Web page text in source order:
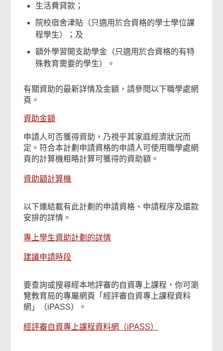
生活費貸款；
院校宿舍津貼（只適用於合資格的學士學位課
程學生）；及
額外學習開支助學金（只適用於合資格的有特
殊教育需要的學生）。
有關資助的最新詳情及金額，請參閱以下職學處網
頁。
資助金額
申請人可否獲得資助，乃視乎其家庭經濟狀況而
定。符合本計劃申請資格的申請人可使用職學處網
頁的計算機粗略計算可獲得的資助額。
資助額計算機
以下連結載有此計劃的申請資格、申請程序及還款
安排的詳情。
專上學生資助計劃的詳情
建議申請時段
要查詢或搜尋經本地評審的自資專上課程，你可瀏
覽教育局的專屬網頁「經評審自資專上課程資料
網」（iPASS）。
經評審自資專上課程資料網（iPASS）